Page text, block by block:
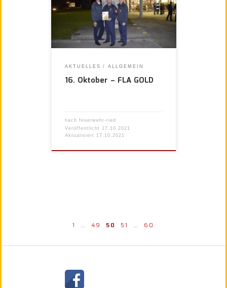
AKTUELLES ALLGEMEIN
16. Oktober – FLA GOLD
nach feuerwehr-ried
Veröffentlicht
17.10.2021
Aktualisiert
17.10.2021
1 … 49 50 51 … 60